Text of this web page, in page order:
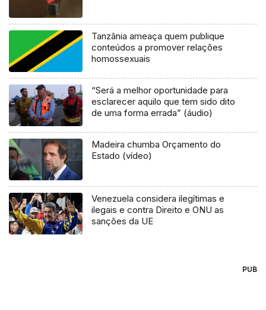
Tanzânia ameaça quem publique
conteúdos a promover relações
homossexuais
“Será a melhor oportunidade para
esclarecer aquilo que tem sido dito
de uma forma errada” (áudio)
Madeira chumba Orçamento do
Estado (vídeo)
Venezuela considera ilegítimas e
ilegais e contra Direito e ONU as
sanções da UE
PUB